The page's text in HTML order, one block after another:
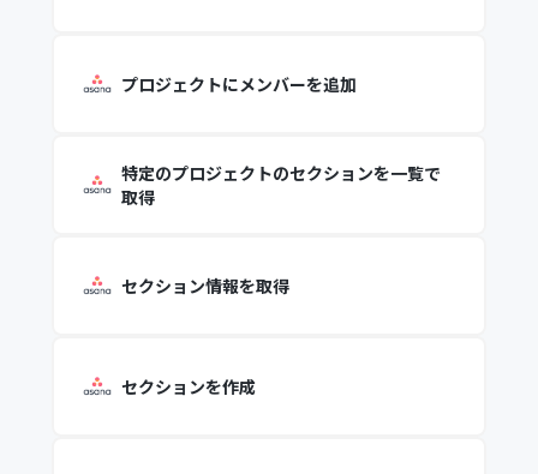
プロジェクトにメンバーを追加
特定のプロジェクトのセクションを一覧で
取得
セクション情報を取得
セクションを作成